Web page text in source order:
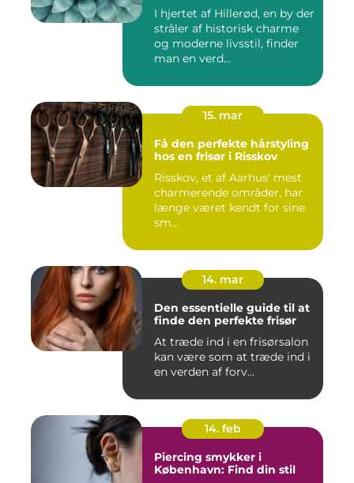
I hjertet af Hillerød, en by der
stråler af historisk charme
og moderne livsstil, finder
man en verd...
15. mar
Få den perfekte hårstyling
hos en frisør i Risskov
Risskov, et af Aarhus' mest
charmerende områder, har
længe været kendt for sine
sm...
14. mar
Den essentielle guide til at
finde den perfekte frisør
At træde ind i en frisørsalon
kan være som at træde ind i
en verden af forv...
14. feb
Piercing smykker i
København: Find din stil